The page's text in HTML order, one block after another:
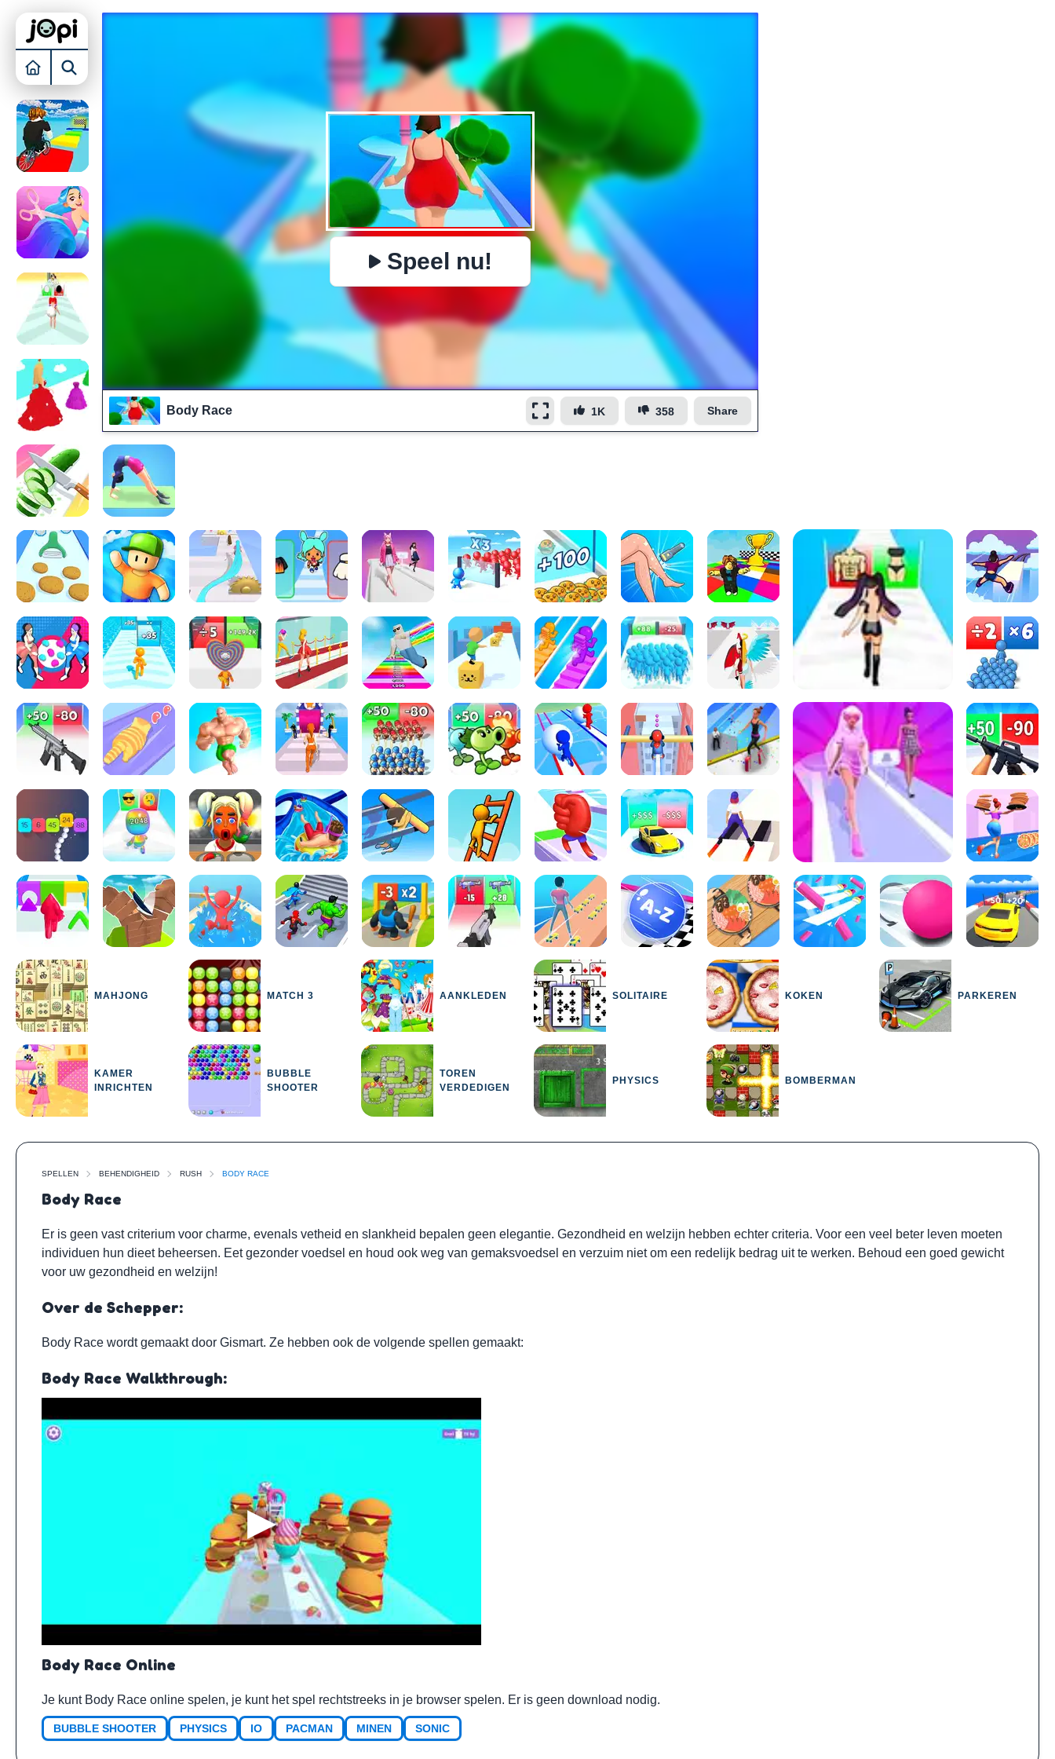
Speel nu!
Body Race 1K 358 Share
https://www.jopi.com/nl/game/game/body-race/
Kopiëren
Close
MAHJONG MATCH 3 AANKLEDEN SOLITAIRE KOKEN PARKEREN
KAMER
INRICHTEN
BUBBLE
SHOOTER
TOREN
VERDEDIGEN
PHYSICS BOMBERMAN
SPELLEN BEHENDIGHEID RUSH BODY RACE
Body Race
Er is geen vast criterium voor charme, evenals vetheid en slankheid bepalen geen elegantie. Gezondheid en welzijn hebben echter criteria. Voor een veel beter leven moeten
individuen hun dieet beheersen. Eet gezonder voedsel en houd ook weg van gemaksvoedsel en verzuim niet om een ​​redelijk bedrag uit te werken. Behoud een goed gewicht
voor uw gezondheid en welzijn!
Over de Schepper:
Body Race wordt gemaakt door Gismart. Ze hebben ook de volgende spellen gemaakt:
Body Race Walkthrough:
Body Race Online
Je kunt Body Race online spelen, je kunt het spel rechtstreeks in je browser spelen. Er is geen download nodig.
BUBBLE SHOOTER PHYSICS IO PACMAN MINEN SONIC
KAMER INRICHTEN BUBBLE SHOOTER TOREN VERDEDIGEN PHYSICS BOMBERMAN